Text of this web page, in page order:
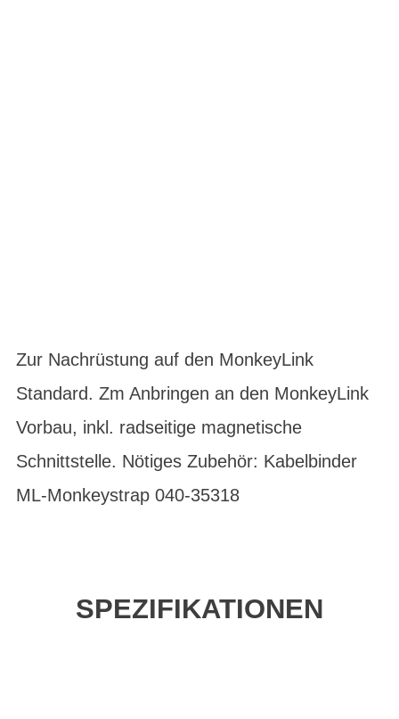
Zur Nachrüstung auf den MonkeyLink
Standard. Zm Anbringen an den MonkeyLink
Vorbau, inkl. radseitige magnetische
Schnittstelle. Nötiges Zubehör: Kabelbinder
ML-Monkeystrap 040-35318
SPEZIFIKATIONEN